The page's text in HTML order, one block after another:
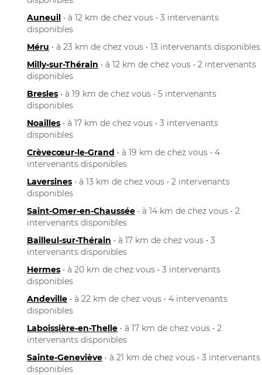
Auneuil • à 12 km de chez vous • 3 intervenants
disponibles
Méru • à 23 km de chez vous • 13 intervenants disponibles
Milly-sur-Thérain • à 12 km de chez vous • 2 intervenants
disponibles
Bresles • à 19 km de chez vous • 5 intervenants
disponibles
Noailles • à 17 km de chez vous • 3 intervenants
disponibles
Crèvecœur-le-Grand • à 19 km de chez vous • 4
intervenants disponibles
Laversines • à 13 km de chez vous • 2 intervenants
disponibles
Saint-Omer-en-Chaussée • à 14 km de chez vous • 2
intervenants disponibles
Bailleul-sur-Thérain • à 17 km de chez vous • 3
intervenants disponibles
Hermes • à 20 km de chez vous • 3 intervenants
disponibles
Andeville • à 22 km de chez vous • 4 intervenants
disponibles
Laboissière-en-Thelle • à 17 km de chez vous • 2
intervenants disponibles
Sainte-Geneviève • à 21 km de chez vous • 3 intervenants
disponibles